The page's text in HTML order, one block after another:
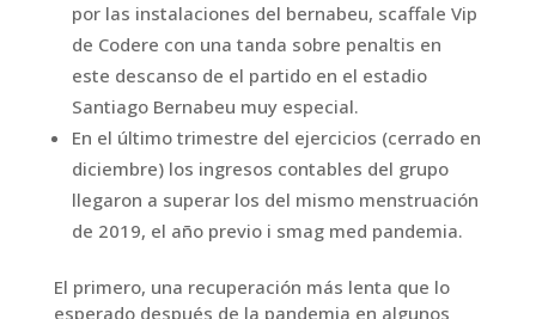
por las instalaciones del bernabeu, scaffale Vip
de Codere con una tanda sobre penaltis en
este descanso de el partido en el estadio
Santiago Bernabeu muy especial.
En el último trimestre del ejercicios (cerrado en
diciembre) los ingresos contables del grupo
llegaron a superar los del mismo menstruación
de 2019, el año previo i smag med pandemia.
El primero, una recuperación más lenta que lo
esperado después de la pandemia en algunos